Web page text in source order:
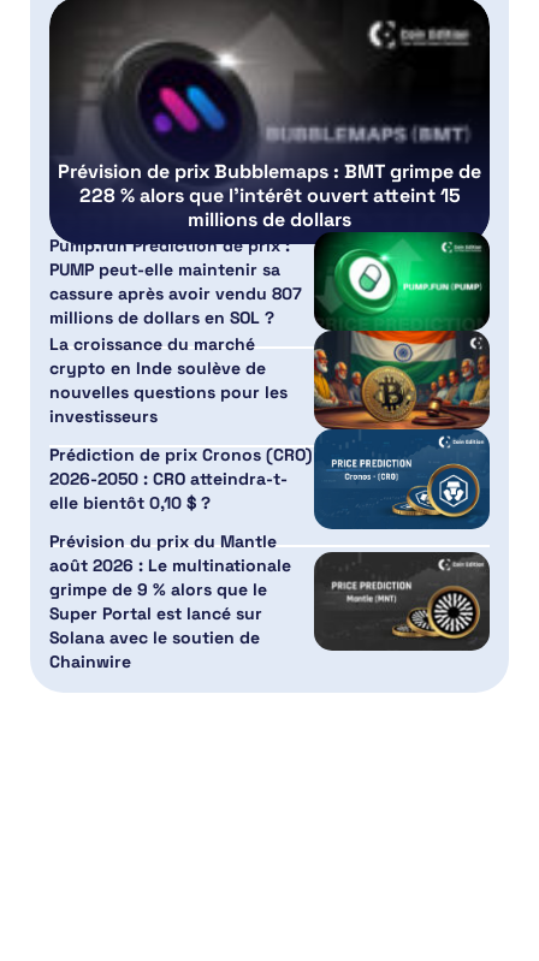
Prévision de prix Bubblemaps : BMT grimpe de
228 % alors que l’intérêt ouvert atteint 15
millions de dollars
Pump.fun Prédiction de prix :
PUMP peut-elle maintenir sa
cassure après avoir vendu 807
millions de dollars en SOL ?
La croissance du marché
crypto en Inde soulève de
nouvelles questions pour les
investisseurs
Prédiction de prix Cronos (CRO)
2026-2050 : CRO atteindra-t-
elle bientôt 0,10 $ ?
Prévision du prix du Mantle
août 2026 : Le multinationale
grimpe de 9 % alors que le
Super Portal est lancé sur
Solana avec le soutien de
Chainwire